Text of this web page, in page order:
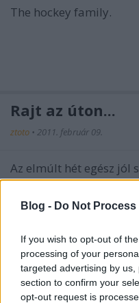
Blog - Do Not
If you wish to opt-out of
processing of your
targeted advertising by
section to confirm your
opt-out request is
The hockey family.
Rajt az úton...
ztoto • 2011. február 09.
Az elmúlt hét egész jól
Igaz a spinning most
sikerült beidőzíteni.
Helyette volt futás és
múlt hét
ztoto•2011. január 31.